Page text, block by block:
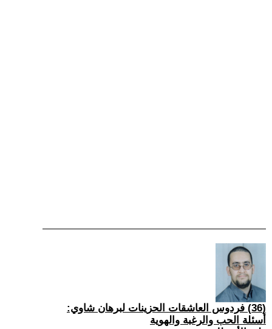
(36) فردوس العاشقات الحزينات لبرهان شاوي:
أسئلة الحب والرغبة والهوية